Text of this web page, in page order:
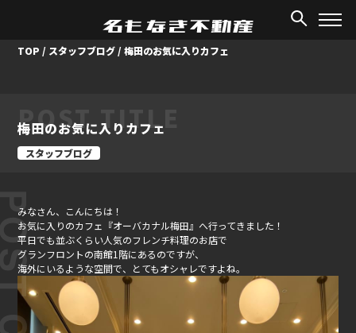
TOP / スタッフブログ /梅田のお気に入りカフェ
POST TITLE
梅田のお気に入りカフェ
スタッフブログ
みなさん、こんにちは！
お気に入りのカフェ『オーバカナル梅田』へ行ってきました！
平日でも並ぶくらい人気のフレンチ料理のお店で
グランフロントの南館1階にあるのですが、
海外にいるような空間で、とてもオシャレですよね。